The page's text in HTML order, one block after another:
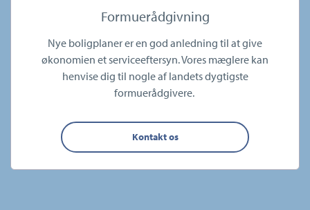
Formuerådgivning
Nye boligplaner er en god anledning til at give
økonomien et serviceeftersyn. Vores mæglere kan
henvise dig til nogle af landets dygtigste
formuerådgivere.
Kontakt os